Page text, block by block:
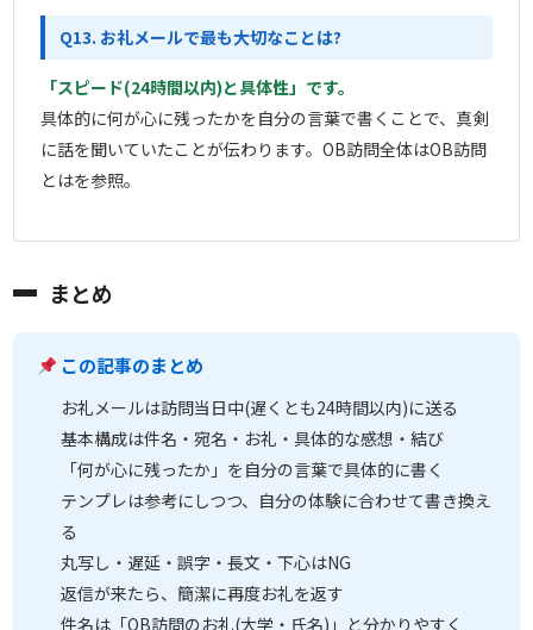
Q13. お礼メールで最も大切なことは?
「スピード(24時間以内)と具体性」です。
具体的に何が心に残ったかを自分の言葉で書くことで、真剣
に話を聞いていたことが伝わります。OB訪問全体はOB訪問
とはを参照。
まとめ
この記事のまとめ
お礼メールは訪問当日中(遅くとも24時間以内)に送る
基本構成は件名・宛名・お礼・具体的な感想・結び
「何が心に残ったか」を自分の言葉で具体的に書く
テンプレは参考にしつつ、自分の体験に合わせて書き換え
る
丸写し・遅延・誤字・長文・下心はNG
返信が来たら、簡潔に再度お礼を返す
件名は「OB訪問のお礼(大学・氏名)」と分かりやすく